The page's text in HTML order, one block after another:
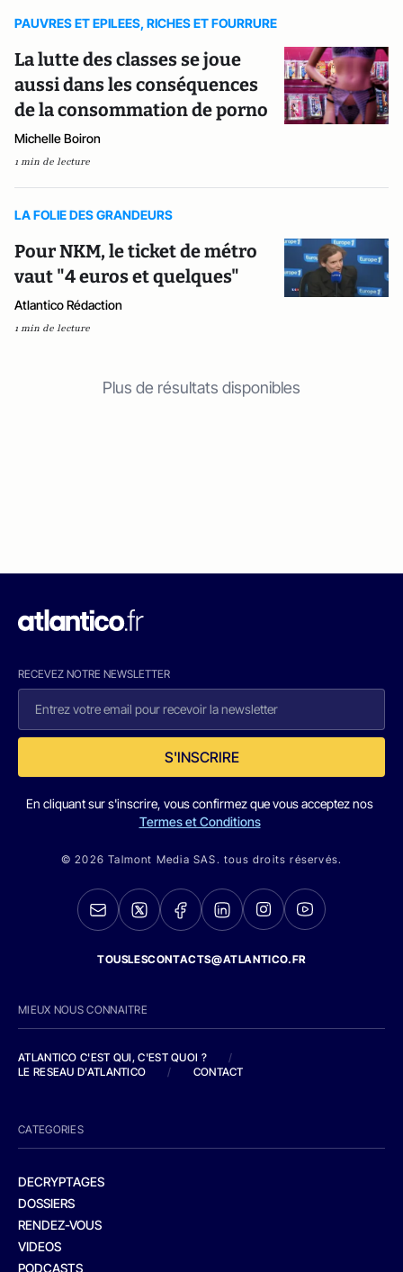
PAUVRES ET EPILEES, RICHES ET FOURRURE
La lutte des classes se joue
aussi dans les conséquences
de la consommation de porno
Michelle Boiron
1 min de lecture
LA FOLIE DES GRANDEURS
Pour NKM, le ticket de métro
vaut "4 euros et quelques"
Atlantico Rédaction
1 min de lecture
Plus de résultats disponibles
RECEVEZ NOTRE NEWSLETTER
S'INSCRIRE
En cliquant sur s'inscrire, vous confirmez que vous acceptez nos
Termes et Conditions
© 2026 Talmont Media SAS. tous droits réservés.
TOUSLESCONTACTS@ATLANTICO.FR
MIEUX NOUS CONNAITRE
ATLANTICO C'EST QUI, C'EST QUOI ?
/
LE RESEAU D'ATLANTICO
/ CONTACT
CATEGORIES
DECRYPTAGES
DOSSIERS
RENDEZ-VOUS
VIDEOS
PODCASTS